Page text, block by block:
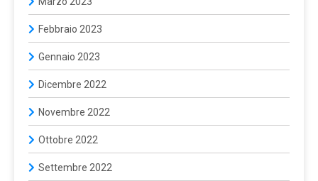
Febbraio 2023
Gennaio 2023
Dicembre 2022
Novembre 2022
Ottobre 2022
Settembre 2022